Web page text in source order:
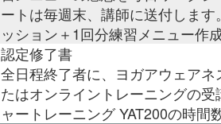
ートは毎週末、講師に送付しま
ッション＋1回分練習メニュー作
認定修了書
全日程終了者に、ヨガアウェア
たはオンライントレーニングの
ャートレーニング YAT200の時間